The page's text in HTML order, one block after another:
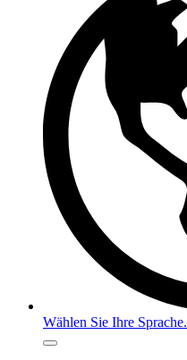
Wählen Sie Ihre Sprache.